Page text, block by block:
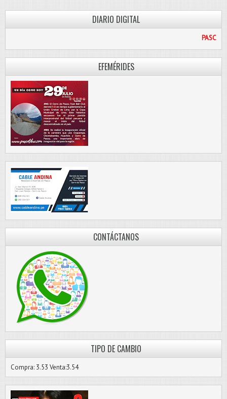
DIARIO DIGITAL
EFEMÉRIDES
CONTÁCTANOS
TIPO DE CAMBIO
Compra: 3.53 Venta:3.54